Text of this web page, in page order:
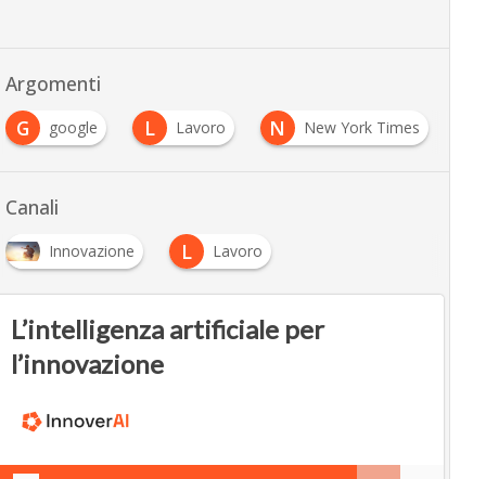
Argomenti
G google L Lavoro N New York Times
Canali
Innovazione L Lavoro
L’intelligenza artificiale per
l’innovazione